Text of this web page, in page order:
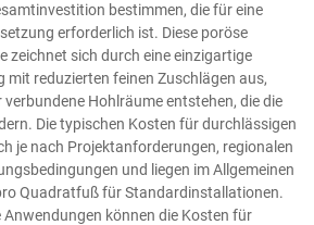
bestimmen, die für eine
erforderlich ist. Diese poröse
zeichnet sich durch eine einzigartige
mit reduzierten feinen Zuschlägen aus,
Hohlräume entstehen, die die
Die typischen Kosten für durchlässigen
je nach Projektanforderungen, regionalen
und liegen im Allgemeinen
Quadratfuß für Standardinstallationen.
können die Kosten für